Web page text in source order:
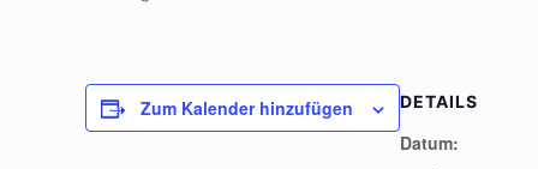
Zum Kalender hinzufügen DETAILS
Datum: